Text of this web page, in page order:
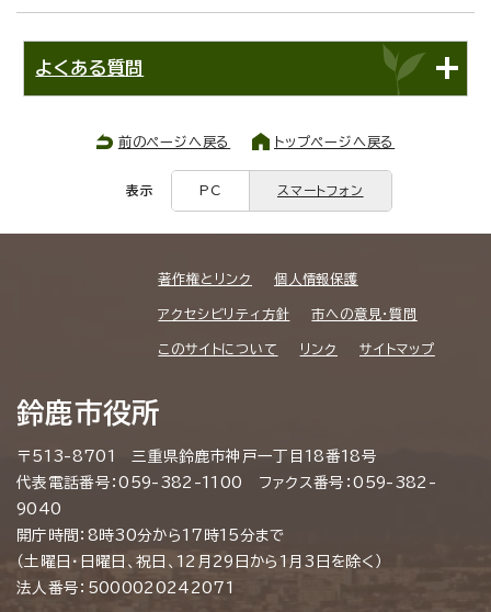
よくある質問
前のページへ戻る トップページへ戻る
表示 PC スマートフォン
著作権とリンク 個人情報保護
アクセシビリティ方針 市への意見・質問
このサイトについて リンク サイトマップ
鈴鹿市役所
〒513-8701 三重県鈴鹿市神戸一丁目18番18号
代表電話番号：059-382-1100 ファクス番号：059-382-
9040
開庁時間：8時30分から17時15分まで
（土曜日・日曜日、祝日、12月29日から1月3日を除く）
法人番号：5000020242071